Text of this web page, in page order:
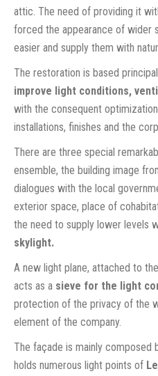
attic. The need of providing it
forced the appearance of wider
easier and supply them with
The restoration is based
improve light conditions,
with the consequent
installations, finishes and the
There are three special
ensemble, the building image
dialogues with the local
exterior space, place of
the need to supply lower levels
skylight.
A new light plane, attached to
acts as a sieve for the light
protection of the privacy of the
element of the company.
The façade is mainly composed
holds numerous light points of